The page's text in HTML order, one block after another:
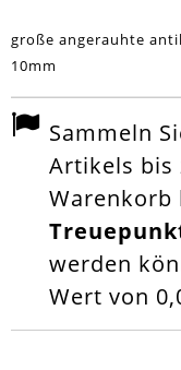
große angerauhte
10mm
Sammeln
Artikels bis
Warenkorb
werden
Wert von